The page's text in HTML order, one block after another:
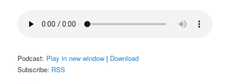
Podcast: Play in new window | Download
Subscribe: RSS